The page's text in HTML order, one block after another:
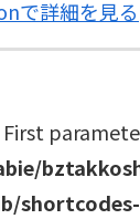
で詳細を見る
First